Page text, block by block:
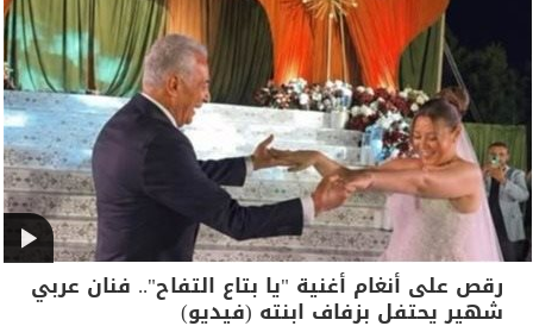
رقص على أنغام أغنية "يا بتاع التفاح".. فنان عربي
شهير يحتفل بزفاف ابنته (فيديو)